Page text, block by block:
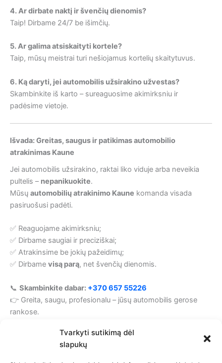
Tvarkyti sutikimą dėl
slapukų
4. Ar dirbate naktį ir švenčių dienomis?
Taip! Dirbame 24/7 be išimčių.
5. Ar galima atsiskaityti kortele?
Taip, mūsų meistrai turi nešiojamus kortelių skaitytuvus.
6. Ką daryti, jei automobilis užsirakino užvestas?
Skambinkite iš karto – sureaguosime akimirksniu ir
padėsime vietoje.
Išvada: Greitas, saugus ir patikimas automobilio
atrakinimas Kaune
Jei automobilis užsirakino, raktai liko viduje arba neveikia
pultelis – nepanikuokite.
Mūsų automobilių atrakinimo Kaune komanda visada
pasiruošusi padėti.
✅ Reaguojame akimirksniu;
✅ Dirbame saugiai ir preciziškai;
✅ Atrakinsime be jokių pažeidimų;
✅ Dirbame visą parą, net švenčių dienomis.
📞 Skambinkite dabar: +370 657 55226
👉 Greita, saugu, profesionalu – jūsų automobilis gerose
rankose.
Automobilinių raktų gamyba